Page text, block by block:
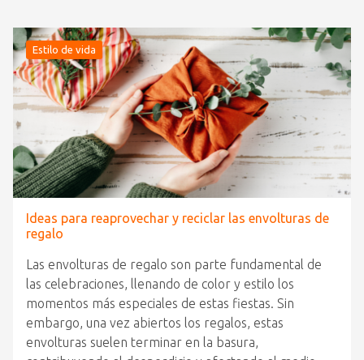
Estilo de vida
Ideas para reaprovechar y reciclar las envolturas de
regalo
Las envolturas de regalo son parte fundamental de
las celebraciones, llenando de color y estilo los
momentos más especiales de estas fiestas. Sin
embargo, una vez abiertos los regalos, estas
envolturas suelen terminar en la basura,